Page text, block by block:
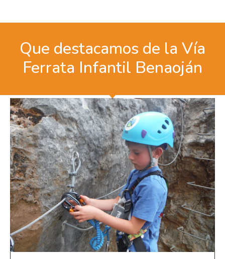
Que destacamos de la Vía
Ferrata Infantil Benaoján